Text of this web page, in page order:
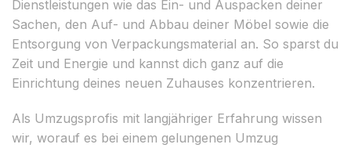
Dienstleistungen wie das Ein- und Auspacken deiner
Sachen, den Auf- und Abbau deiner Möbel sowie die
Entsorgung von Verpackungsmaterial an. So sparst du
Zeit und Energie und kannst dich ganz auf die
Einrichtung deines neuen Zuhauses konzentrieren.
Als Umzugsprofis mit langjähriger Erfahrung wissen
wir, worauf es bei einem gelungenen Umzug